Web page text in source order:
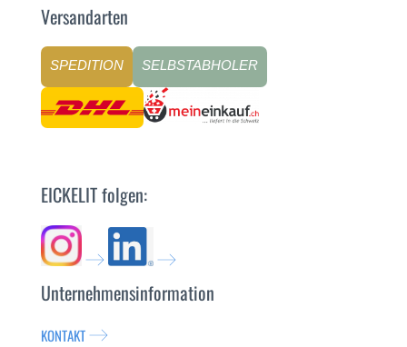
Versandarten
SPEDITION SELBSTABHOLER
EICKELIT folgen:
Unternehmensinformation
KONTAKT